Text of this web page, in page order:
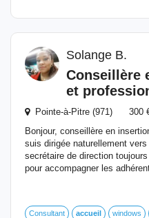
Solange B.
Conseillère
et
Pointe-à-Pitre (971) 300
Bonjour, conseillère en
suis dirigée naturellement
secrétaire de direction
pour accompagner les
Consultant accueil windows